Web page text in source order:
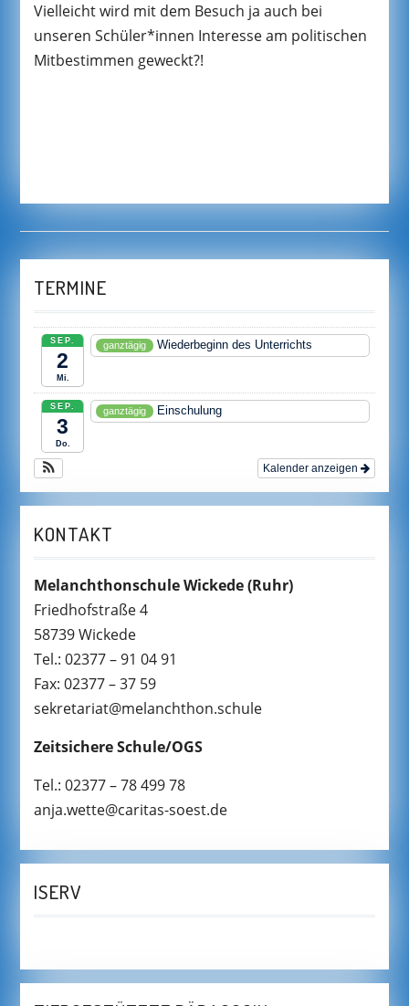
Vielleicht wird mit dem Besuch ja auch bei
unseren Schüler*innen Interesse am politischen
Mitbestimmen geweckt?!
TERMINE
SEP.
2
Mi.
ganztägig Wiederbeginn des Unterrichts
SEP.
3
Do.
ganztägig Einschulung
Kalender anzeigen
KONTAKT
Melanchthonschule Wickede(Ruhr)
Friedhofstraße 4
58739 Wickede
Tel.: 02377 – 91 04 91
Fax: 02377 – 37 59
sekretariat@melanchthon.schule
Zeitsichere Schule/OGS
Tel.: 02377 – 78 499 78
anja.wette@caritas-soest.de
ISERV